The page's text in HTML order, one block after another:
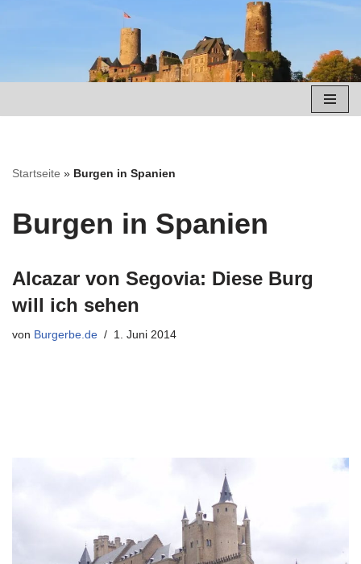
springen
Startseite » Burgen in Spanien
Burgen in Spanien
Alcazar von Segovia: Diese Burg
will ich sehen
von Burgerbe.de 1. Juni 2014